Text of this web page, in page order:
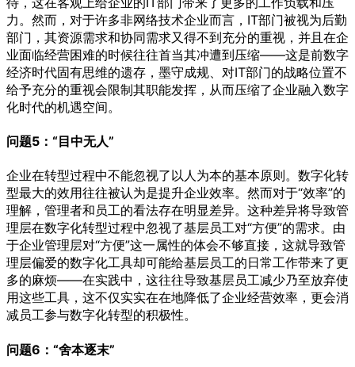
力。然而，对于许多非网络技术企业而言，IT部门被视为后勤
部门，其资源需求和协同需求又得不到充分的重视，并且在企
业面临经营困难的时候往往首当其冲遭到压缩——这是前数字
经济时代固有思维的遗存，墨守成规、对IT部门的战略位置不
给予充分的重视会限制其职能发挥，从而压缩了企业融入数字
化时代的机遇空间。
问题5：“目中无人”
企业在转型过程中不能忽视了以人为本的基本原则。数字化转
型最大的效用往往被认为是提升企业效率。然而对于“效率”的
理解，管理者和员工的看法存在明显差异。这种差异将导致管
理层在数字化转型过程中忽视了基层员工对“方便”的需求。由
于企业管理层对“方便”这一属性的体会不够直接，这就导致管
理层偏爱的数字化工具却可能给基层员工的日常工作带来了更
多的麻烦——在实践中，这往往导致基层员工减少乃至放弃使
用这些工具，这不仅实实在在地降低了企业经营效率，更会消
减员工参与数字化转型的积极性。
问题6：“舍本逐末”